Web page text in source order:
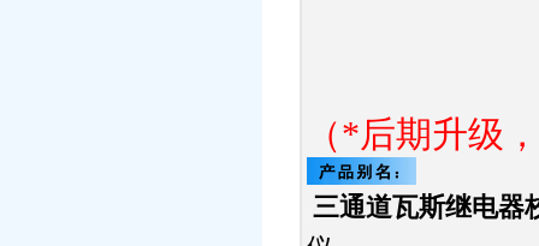
（*后期升级
三通道瓦斯继电器